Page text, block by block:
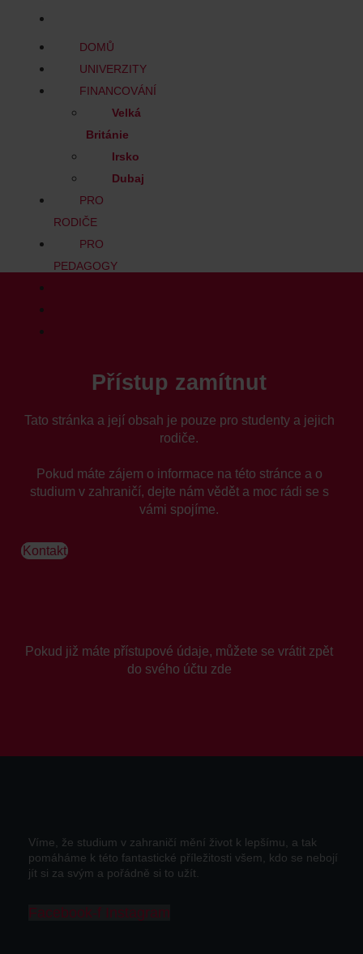
DOMŮ
UNIVERZITY
FINANCOVÁNÍ
Velká
Británie
Irsko
Dubaj
PRO
RODIČE
PRO
PEDAGOGY
Přístup zamítnut
Tato stránka a její obsah je pouze pro studenty a jejich
rodiče.
Pokud máte zájem o informace na této stránce a o
studium v zahraničí, dejte nám vědět a moc rádi se s
vámi spojíme.
Kontakt
Pokud již máte přístupové údaje, můžete se vrátit zpět
do svého účtu zde
Víme, že studium v zahraničí mění život k lepšímu, a tak
pomáháme k této fantastické příležitosti všem, kdo se nebojí
jít si za svým a pořádně si to užít.
Facebook-f Instagram